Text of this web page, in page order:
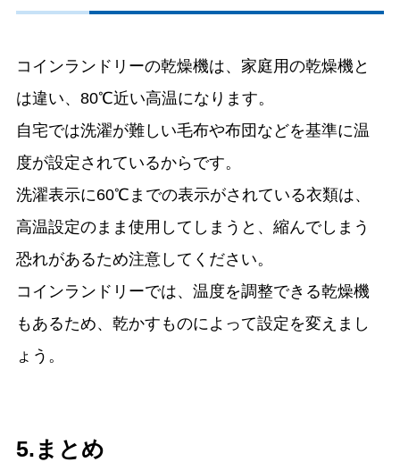
コインランドリーの乾燥機は、家庭用の乾燥機と
は違い、80℃近い高温になります。
自宅では洗濯が難しい毛布や布団などを基準に温
度が設定されているからです。
洗濯表示に60℃までの表示がされている衣類は、
高温設定のまま使用してしまうと、縮んでしまう
恐れがあるため注意してください。
コインランドリーでは、温度を調整できる乾燥機
もあるため、乾かすものによって設定を変えまし
ょう。
5.まとめ